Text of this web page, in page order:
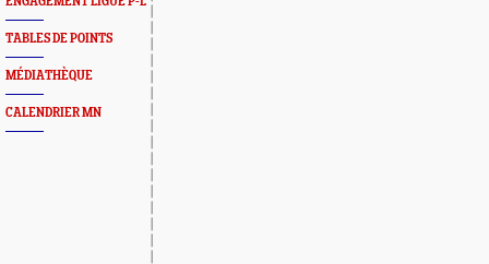
TABLES DE POINTS
MÉDIATHÈQUE
CALENDRIER MN